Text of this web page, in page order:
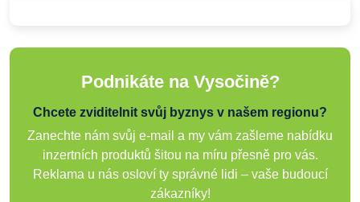
Podnikáte na Vysočině?
Chcete zviditelnit svůj byznys v našem regionu?
Zanechte nám svůj e-mail a my vám zašleme nabídku
inzertních produktů šitou na míru přesně pro vás.
Reklama u nás osloví ty správné lidi – vaše budoucí
zákazníky!